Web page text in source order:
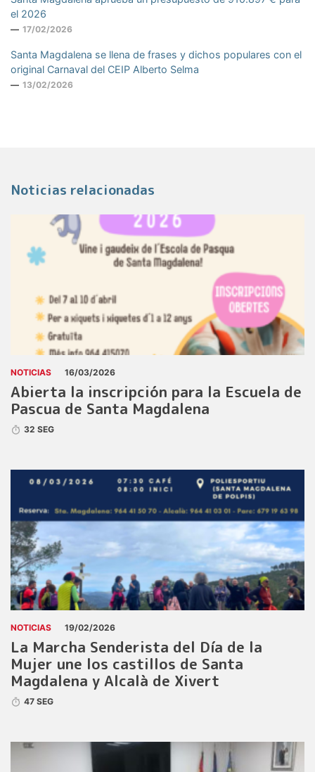
el 2026
17/02/2026
Santa Magdalena se llena de frases y dichos populares con el
original Carnaval del CEIP Alberto Selma
13/02/2026
Noticias relacionadas
NOTICIAS 16/03/2026
Abierta la inscripción para la Escuela de
Pascua de Santa Magdalena
32 SEG
NOTICIAS 19/02/2026
La Marcha Senderista del Día de la
Mujer une los castillos de Santa
Magdalena y Alcalà de Xivert
47 SEG